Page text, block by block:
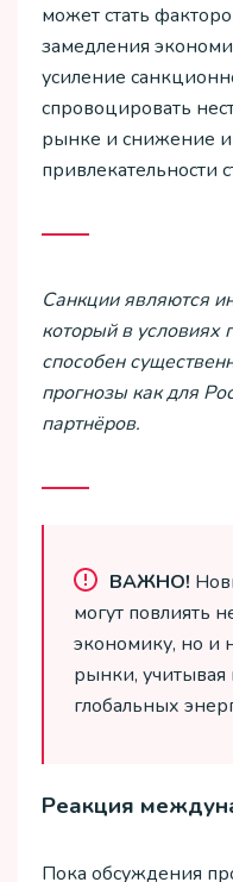
может стать
замедления
усиление
спровоцировать
рынке и снижение
привлекательности
Санкции являются
который в условиях
способен
прогнозы как для
партнёров.
ВАЖНО!
могут повлиять
экономику, но и
рынки,
глобальных
Реакция
Пока обсуждения